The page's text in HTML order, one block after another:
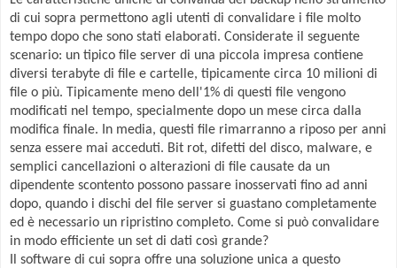
di cui sopra permettono agli utenti di convalidare i file molto
tempo dopo che sono stati elaborati. Considerate il seguente
scenario: un tipico file server di una piccola impresa contiene
diversi terabyte di file e cartelle, tipicamente circa 10 milioni di
file o più. Tipicamente meno dell'1% di questi file vengono
modificati nel tempo, specialmente dopo un mese circa dalla
modifica finale. In media, questi file rimarranno a riposo per anni
senza essere mai acceduti. Bit rot, difetti del disco, malware, e
semplici cancellazioni o alterazioni di file causate da un
dipendente scontento possono passare inosservati fino ad anni
dopo, quando i dischi del file server si guastano completamente
ed è necessario un ripristino completo. Come si può convalidare
in modo efficiente un set di dati così grande?
Il software di cui sopra offre una soluzione unica a questo